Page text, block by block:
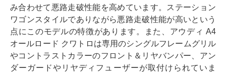
み合わせて悪路走破性能を高めています。ステーション
ワゴンスタイルでありながら悪路走破性能が高いという
点にこのモデルの特徴があります。また、アウディ A4
オールロード クワトロは専用のシングルフレームグリル
やコントラストカラーのフロント＆リヤバンパー、アン
ダーガードやリヤディフューザーが取付けられていま